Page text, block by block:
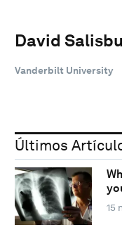
David
Vanderbilt University
Últimos
15